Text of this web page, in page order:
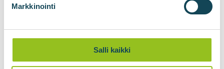
Markkinointi
Salli kaikki
Komprimering av gas
Förvätskning av
BIOliquefier för